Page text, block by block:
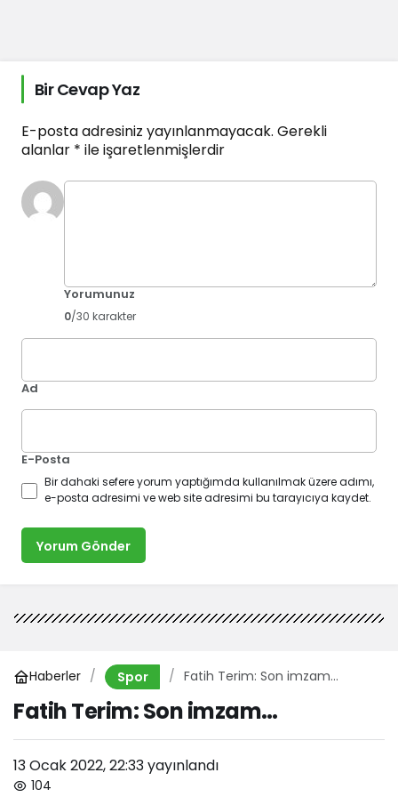
Bir Cevap Yaz
E-posta adresiniz yayınlanmayacak. Gerekli
alanlar * ile işaretlenmişlerdir
Yorumunuz
0/30 karakter
Ad
E-Posta
Bir dahaki sefere yorum yaptığımda kullanılmak üzere adımı,
e-posta adresimi ve web site adresimi bu tarayıcıya kaydet.
Yorum Gönder
Haberler Spor Fatih Terim: Son imzam…
Fatih Terim: Son imzam…
13 Ocak 2022, 22:33yayınlandı
104